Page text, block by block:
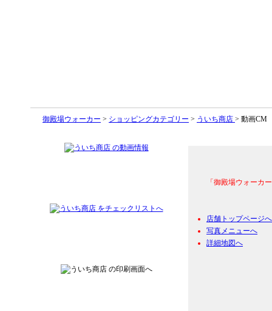
御殿場ウォーカー > ショッピングカテゴリー > ういち商店 > 動画CM
「御殿場ウォーカ
店舗トップページへ
写真メニューへ
詳細地図へ